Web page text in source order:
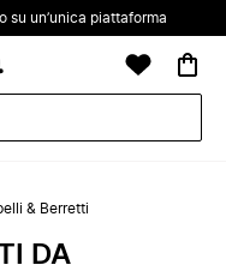
su un’unica piattaforma
& Berretti
DA